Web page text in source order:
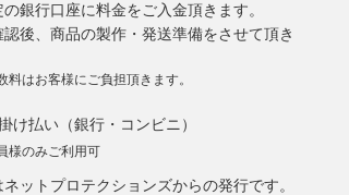
銀行口座に料金をご入金頂きます。
認後、商品の製作・発送準備をさせて頂き
はお客様にご負担頂きます。
け払い（銀行・コンビニ）
様のみご利用可
ットプロテクションズからの発行です。